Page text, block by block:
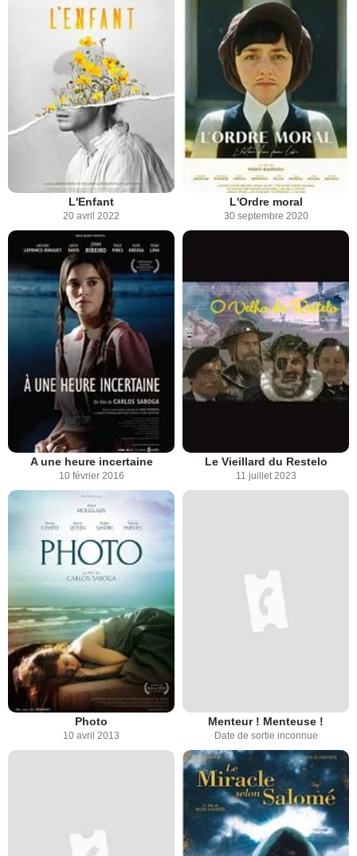
L'Enfant
20 avril 2022
L'Ordre moral
30 septembre 2020
A une heure incertaine
10 février 2016
Le Vieillard du Restelo
11 juillet 2023
Photo
10 avril 2013
Menteur ! Menteuse !
Date de sortie inconnue